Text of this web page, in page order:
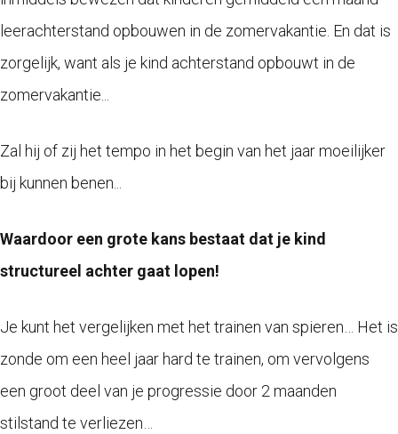
leerachterstand opbouwen in de zomervakantie. En dat is
zorgelijk, want als je kind achterstand opbouwt in de
zomervakantie...
Zal hij of zij het tempo in het begin van het jaar moeilijker
bij kunnen benen...
Waardoor een grote kans bestaat dat je kind
structureel achter gaat lopen!
Je kunt het vergelijken met het trainen van spieren… Het is
zonde om een heel jaar hard te trainen, om vervolgens
een groot deel van je progressie door 2 maanden
stilstand te verliezen…